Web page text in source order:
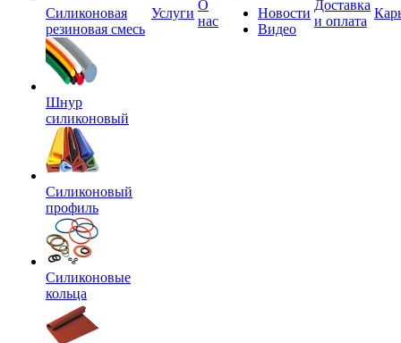
Силиконовая
резиновая смесь
Шнур
силиконовый
Силиконовый
профиль
Силиконовые
кольца
Услуги
О
нас
Новости
Видео
Доставка
и оплата